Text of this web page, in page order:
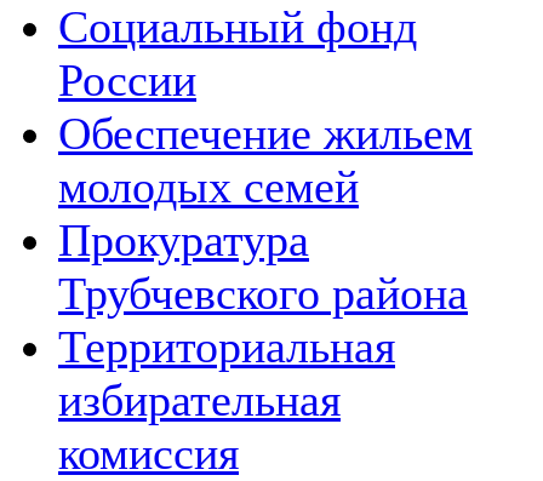
Социальный фонд
России
Обеспечение жильем
молодых семей
Прокуратура
Трубчевского района
Территориальная
избирательная
комиссия